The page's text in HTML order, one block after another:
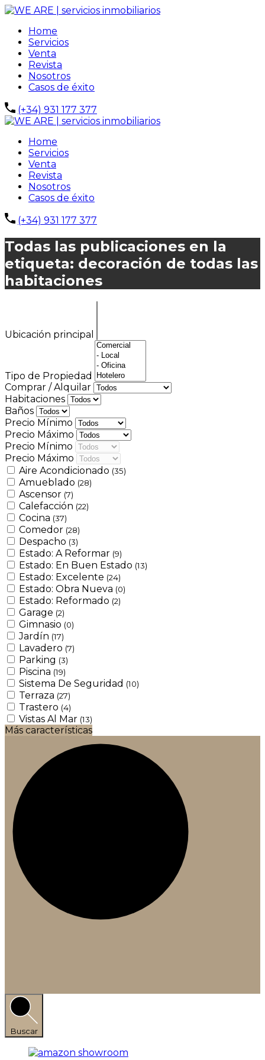
Home
Servicios
Venta
Revista
Nosotros
Casos de éxito
(+34) 931 177 377
Home
Servicios
Venta
Revista
Nosotros
Casos de éxito
(+34) 931 177 377
Todas las publicaciones en la
etiqueta: decoración de todas las
habitaciones
Ubicación principal
Tipo de Propiedad
Comprar / Alquilar
Habitaciones
Baños
Precio Mínimo
Precio Máximo
Precio Mínimo
Precio Máximo
Aire Acondicionado (35)
Amueblado (28)
Ascensor (7)
Calefacción (22)
Cocina (37)
Comedor (28)
Despacho (3)
Estado: A Reformar (9)
Estado: En Buen Estado (13)
Estado: Excelente (24)
Estado: Obra Nueva (0)
Estado: Reformado (2)
Garage (2)
Gimnasio (0)
Jardín (17)
Lavadero (7)
Parking (3)
Piscina (19)
Sistema De Seguridad (10)
Terraza (27)
Trastero (4)
Vistas Al Mar (13)
Más características
Buscar